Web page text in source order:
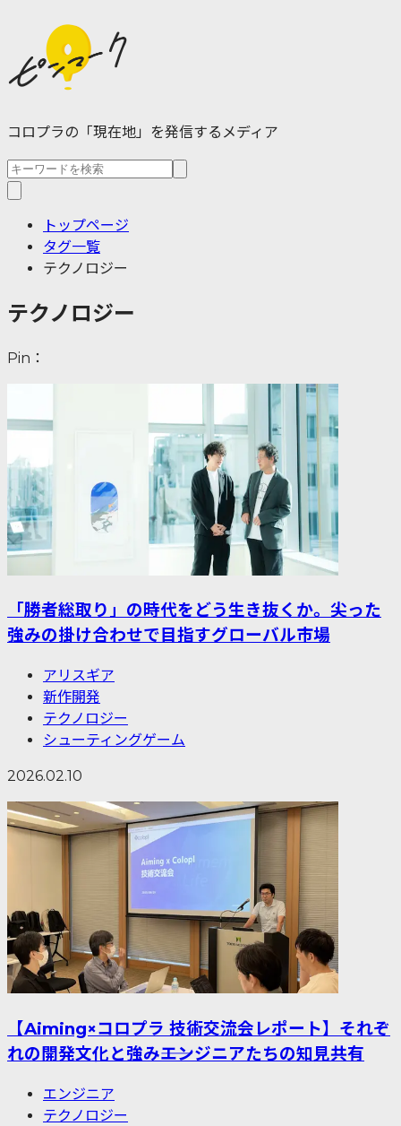
コロプラの「現在地」を発信するメディア
トップページ
タグ一覧
テクノロジー
テクノロジー
Pin：
「勝者総取り」の時代をどう生き抜くか。尖った
強みの掛け合わせで目指すグローバル市場
アリスギア
新作開発
テクノロジー
シューティングゲーム
2026.02.10
【Aiming×コロプラ 技術交流会レポート】それぞ
れの開発文化と強み――エンジニアたちの知見共有
エンジニア
テクノロジー